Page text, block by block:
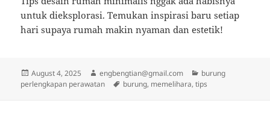
untuk dieksplorasi. Temukan inspirasi baru setiap
hari supaya rumah makin nyaman dan estetik!
Posted
on
August 4, 2025 Author
engbengtian@gmail.com Categories
burung
perlengkapan perawatan
Tags
burung, memelihara,tips